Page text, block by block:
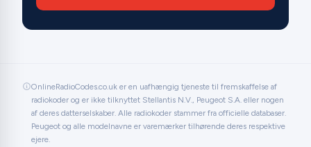
OnlineRadioCodes.co.uk er en uafhængig tjeneste til fremskaffelse af
radiokoder og er ikke tilknyttet Stellantis N.V., Peugeot S.A. eller nogen
af deres datterselskaber. Alle radiokoder stammer fra officielle databaser.
Peugeot og alle modelnavne er varemærker tilhørende deres respektive
ejere.